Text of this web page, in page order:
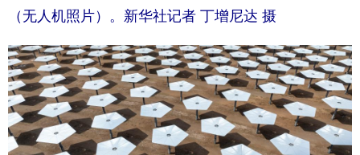
（无人机照片）。新华社记者 丁增尼达 摄